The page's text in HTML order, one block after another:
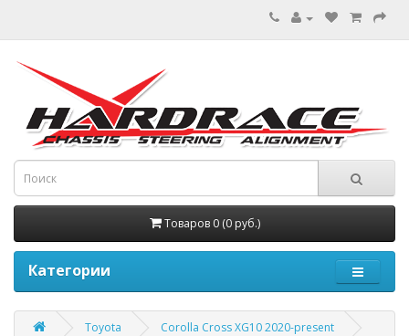
Товаров 0 (0 руб.)
Категории
Toyota Corolla Cross XG10 2020-present